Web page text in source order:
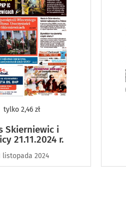
tylko2,46 zł
Skierniewic i
21.11.2024 r.
listopada 2024